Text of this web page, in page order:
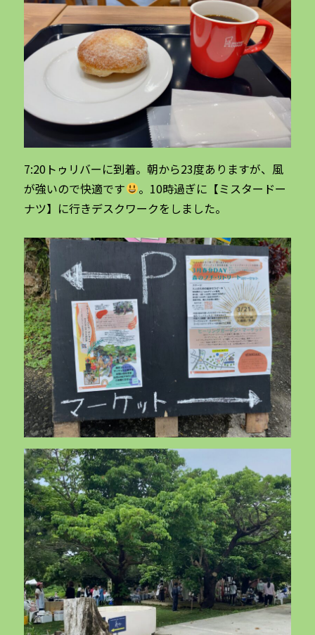
7:20トゥリバーに到着。朝から23度ありますが、風
が強いので快適です
。10時過ぎに【ミスタードー
ナツ】に行きデスクワークをしました。